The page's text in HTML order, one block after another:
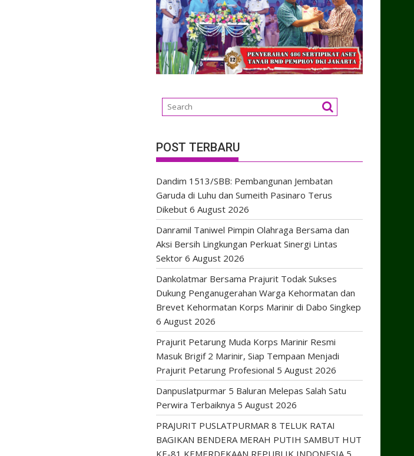
POST TERBARU
Dandim 1513/SBB: Pembangunan Jembatan
Garuda di Luhu dan Sumeith Pasinaro Terus
Dikebut 6 August 2026
Danramil Taniwel Pimpin Olahraga Bersama dan
Aksi Bersih Lingkungan Perkuat Sinergi Lintas
Sektor 6 August 2026
Dankolatmar Bersama Prajurit Todak Sukses
Dukung Penganugerahan Warga Kehormatan dan
Brevet Kehormatan Korps Marinir di Dabo Singkep
6 August 2026
Prajurit Petarung Muda Korps Marinir Resmi
Masuk Brigif 2 Marinir, Siap Tempaan Menjadi
Prajurit Petarung Profesional 5 August 2026
Danpuslatpurmar 5 Baluran Melepas Salah Satu
Perwira Terbaiknya 5 August 2026
PRAJURIT PUSLATPURMAR 8 TELUK RATAI
BAGIKAN BENDERA MERAH PUTIH SAMBUT HUT
KE-81 KEMERDEKAAN REPUBLIK INDONESIA 5